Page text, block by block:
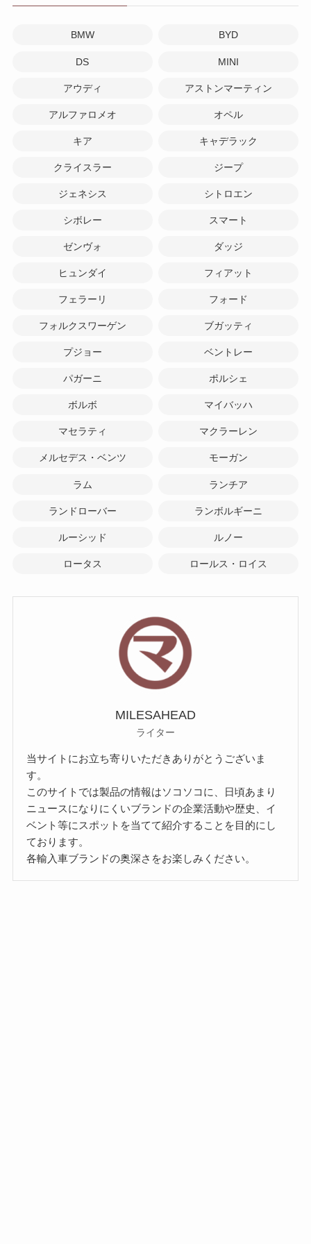
BMW BYD
DS MINI
アウディ アストンマーティン
アルファロメオ オペル
キア キャデラック
クライスラー ジープ
ジェネシス シトロエン
シボレー スマート
ゼンヴォ ダッジ
ヒュンダイ フィアット
フェラーリ フォード
フォルクスワーゲン ブガッティ
プジョー ベントレー
パガーニ ポルシェ
ボルボ マイバッハ
マセラティ マクラーレン
メルセデス・ベンツ モーガン
ラム ランチア
ランドローバー ランボルギーニ
ルーシッド ルノー
ロータス ロールス・ロイス
MILESAHEAD
ライター
当サイトにお立ち寄りいただきありがとうございま
す。
このサイトでは製品の情報はソコソコに、日頃あまり
ニュースになりにくいブランドの企業活動や歴史、イ
ベント等にスポットを当てて紹介することを目的にし
ております。
各輸入車ブランドの奥深さをお楽しみください。